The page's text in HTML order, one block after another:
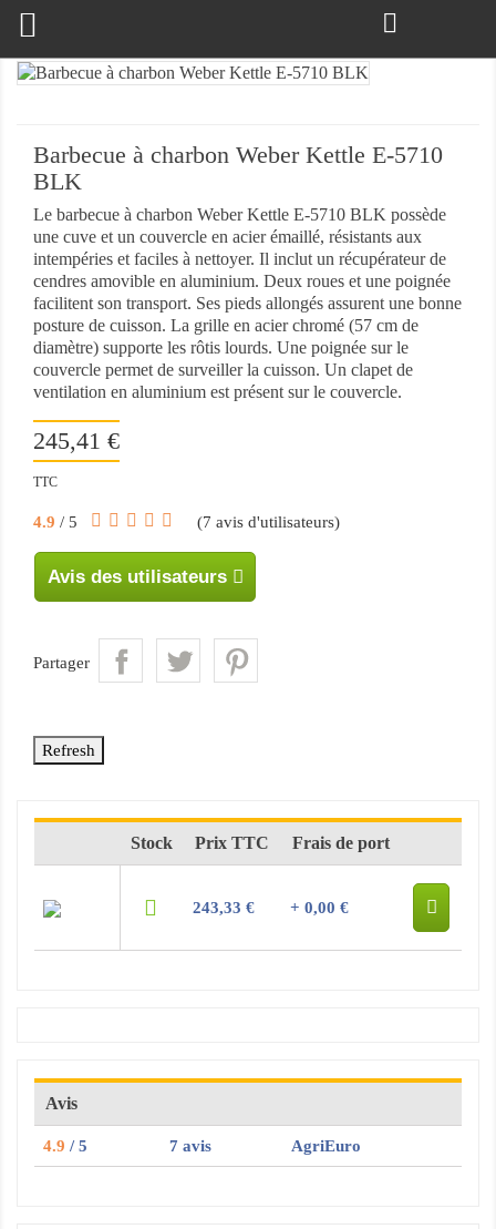

Barbecue à charbon Weber Kettle E-5710
BLK
Le barbecue à charbon Weber Kettle E-5710 BLK possède
une cuve et un couvercle en acier émaillé, résistants aux
intempéries et faciles à nettoyer. Il inclut un récupérateur de
cendres amovible en aluminium. Deux roues et une poignée
facilitent son transport. Ses pieds allongés assurent une bonne
posture de cuisson. La grille en acier chromé (57 cm de
diamètre) supporte les rôtis lourds. Une poignée sur le
couvercle permet de surveiller la cuisson. Un clapet de
ventilation en aluminium est présent sur le couvercle.
245,41 €
TTC
4.9 / 5 (7 avis d'utilisateurs)
Avis des utilisateurs
Partager
Stock Prix TTC Frais de port
243,33 € + 0,00 €
Avis
4.9 / 5 7 avis AgriEuro